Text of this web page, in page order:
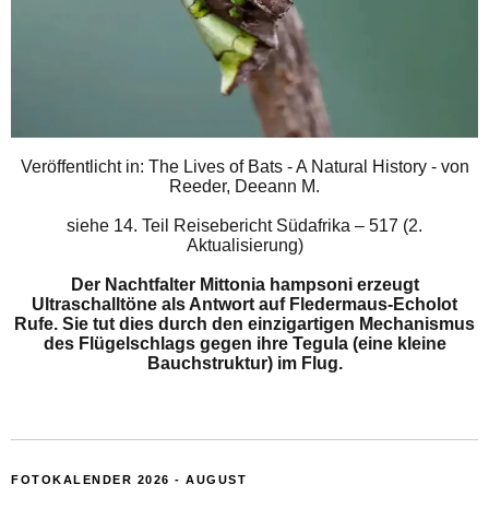
Veröffentlicht in: The Lives of Bats - A Natural History - von
Reeder, Deeann M.
siehe 14. Teil Reisebericht Südafrika – 517 (2.
Aktualisierung)
Der Nachtfalter Mittonia hampsoni erzeugt
Ultraschalltöne als Antwort auf Fledermaus-Echolot
Rufe. Sie tut dies durch den einzigartigen Mechanismus
des Flügelschlags gegen ihre Tegula (eine kleine
Bauchstruktur) im Flug.
FOTOKALENDER 2026 - AUGUST